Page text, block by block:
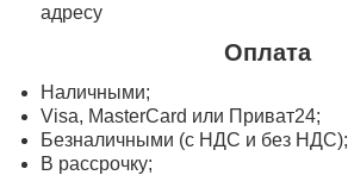
адресу
Оплата
Наличными;
Visa, MasterСard или Приват24;
Безналичными (с НДС и без НДС);
В рассрочку;